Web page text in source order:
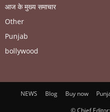
आज के मुख्य समाचार
Other
Punjab
bollywood
NEWS Blog Buy now
© Chief